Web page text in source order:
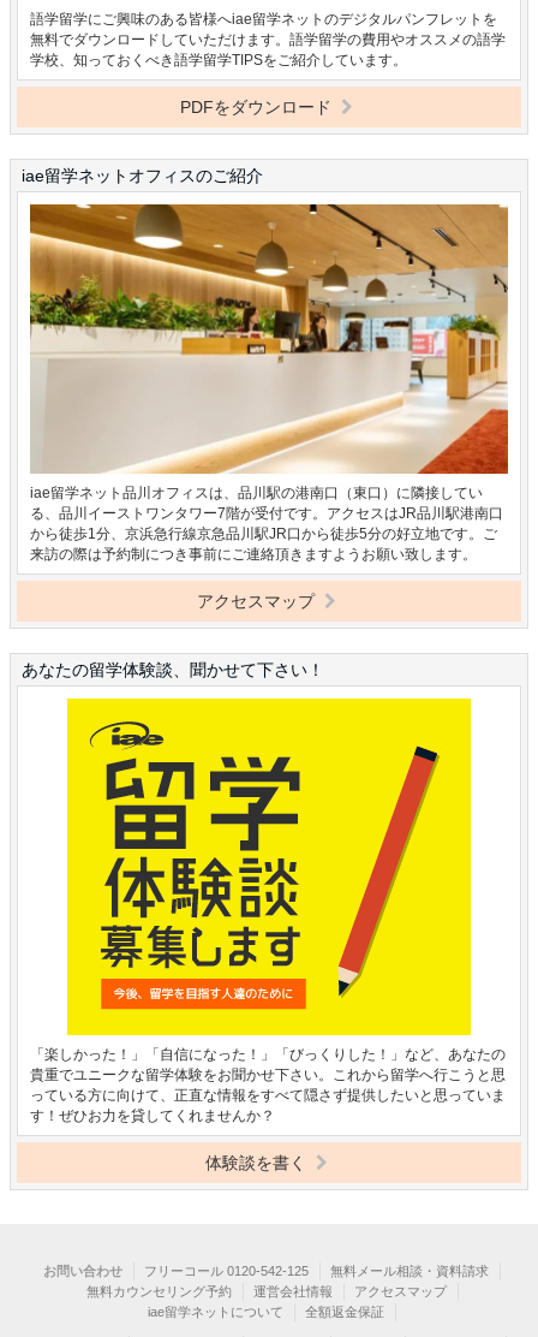
語学留学にご興味のある皆様へiae留学ネットのデジタルパンフレットを
無料でダウンロードしていただけます。語学留学の費用やオススメの語学
学校、知っておくべき語学留学TIPSをご紹介しています。
PDFをダウンロード
iae留学ネットオフィスのご紹介
iae留学ネット品川オフィスは、品川駅の港南口（東口）に隣接してい
る、品川イーストワンタワー7階が受付です。アクセスはJR品川駅港南口
から徒歩1分、京浜急行線京急品川駅JR口から徒歩5分の好立地です。ご
来訪の際は予約制につき事前にご連絡頂きますようお願い致します。
アクセスマップ
あなたの留学体験談、聞かせて下さい！
「楽しかった！」「自信になった！」「びっくりした！」など、あなたの
貴重でユニークな留学体験をお聞かせ下さい。これから留学へ行こうと思
っている方に向けて、正直な情報をすべて隠さず提供したいと思っていま
す！ぜひお力を貸してくれませんか？
体験談を書く
お問い合わせ フリーコール 0120-542-125
無料メール相談・資料請求
無料カウンセリング予約
運営会社情報
アクセスマップ
iae留学ネットについて
全額返金保証